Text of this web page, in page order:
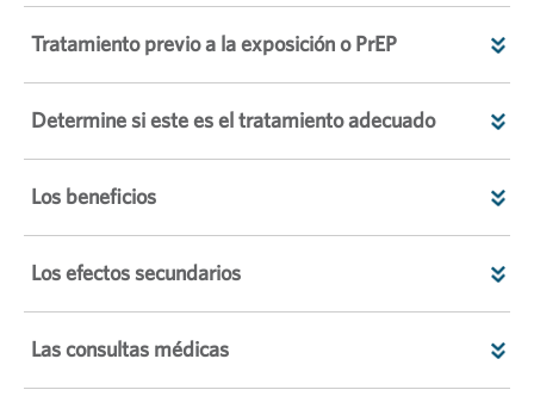
Tratamiento previo a la exposición o PrEP
Determine si este es el tratamiento adecuado
Los beneficios
Los efectos secundarios
Las consultas médicas